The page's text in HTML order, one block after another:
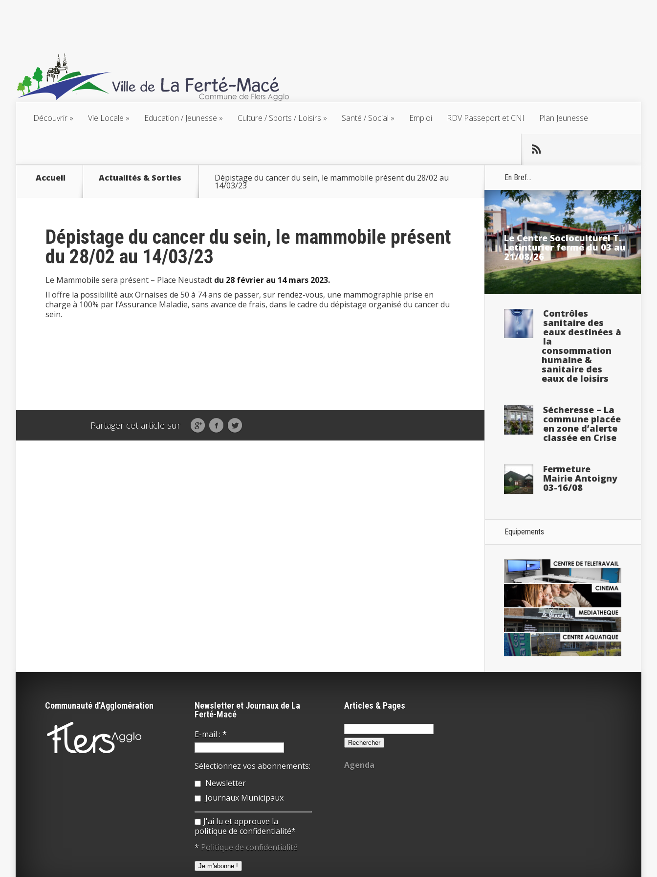
Découvrir Vie Locale Education / Jeunesse Culture / Sports / Loisirs Santé / Social Emploi RDV Passeport et CNI Plan Jeunesse
Accueil Actualités & Sorties Dépistage du cancer du sein, le mammobile présent du 28/02 au
14/03/23
Dépistage du cancer du sein, le mammobile présent
du 28/02 au 14/03/23
Le Mammobile sera présent – Place Neustadt du 28 février au 14 mars 2023.
Il offre la possibilité aux Ornaises de 50 à 74 ans de passer, sur rendez-vous, une mammographie prise en
charge à 100% par l’Assurance Maladie, sans avance de frais, dans le cadre du dépistage organisé du cancer du
sein.
Partager cet article sur
En Bref...
Le Centre Socioculturel T.
Letinturier fermé du 03 au
21/08/26
Contrôles
sanitaire des
eaux destinées à
la
consommation
humaine &
sanitaire des
eaux de loisirs
Sécheresse – La
commune placée
en zone d’alerte
classée en Crise
Fermeture
Mairie Antoigny
03-16/08
Equipements
Communauté d'Agglomération
Newsletter et Journaux de La
Ferté-Macé
E-mail : *
Sélectionnez vos abonnements:
Newsletter
Journaux Municipaux
J'ai lu et approuve la
politique de confidentialité*
* Politique de confidentialité
Articles & Pages
Rechercher :
Agenda